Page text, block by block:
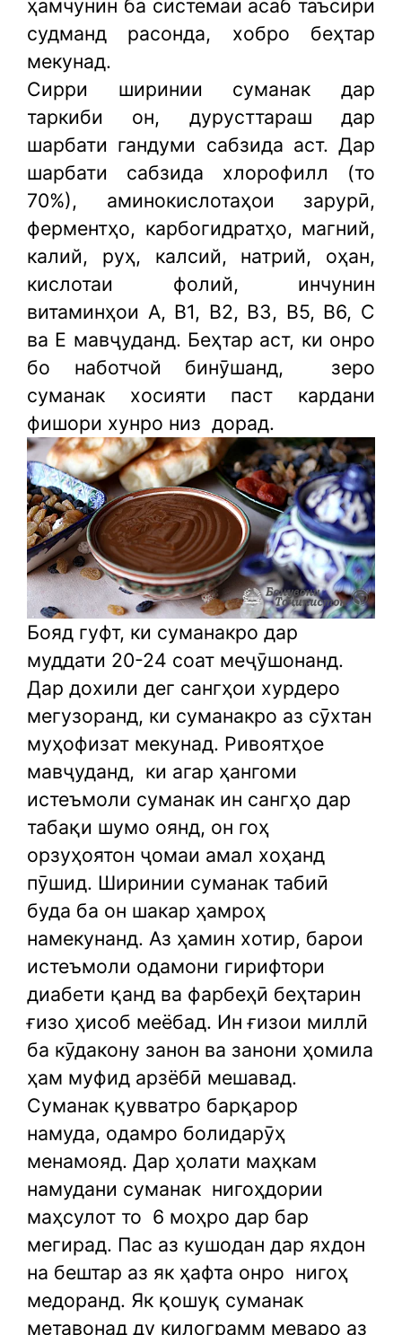
ҳамчунин ба системаи асаб таъсири
судманд расонда, хобро беҳтар
мекунад.
Сирри ширинии суманак дар
таркиби он, дурусттараш дар
шарбати гандуми сабзида аст. Дар
шарбати сабзида хлорофилл (то
70%), аминокислотаҳои зарурӣ,
ферментҳо, карбогидратҳо, магний,
калий, руҳ, калсий, натрий, оҳан,
кислотаи фолий, инчунин
витаминҳои A, B1, B2, B3, B5, B6, C
ва E мавҷуданд. Беҳтар аст, ки онро
бо наботчой бинӯшанд,
зеро
суманак хосияти паст кардани
фишори хунро низ дорад.
Бояд гуфт, ки суманакро дар
муддати 20-24 соат меҷӯшонанд.
Дар дохили дег сангҳои хурдеро
мегузоранд, ки суманакро аз сӯхтан
муҳофизат мекунад. Ривоятҳое
мавҷуданд, ки агар ҳангоми
истеъмоли суманак ин сангҳо дар
табақи шумо оянд, он гоҳ
орзуҳоятон ҷомаи амал хоҳанд
пӯшид. Ширинии суманак табиӣ
буда ба он шакар ҳамроҳ
намекунанд. Аз ҳамин хотир, барои
истеъмоли одамони гирифтори
диабети қанд ва фарбеҳӣ беҳтарин
ғизо ҳисоб меёбад. Ин ғизои миллӣ
ба кӯдакону занон ва занони ҳомила
ҳам муфид арзёбӣ мешавад.
Суманак қувватро барқарор
намуда, одамро болидарӯҳ
менамояд. Дар ҳолати маҳкам
намудани суманак нигоҳдории
маҳсулот то 6 моҳро дар бар
мегирад. Пас аз кушодан дар яхдон
на бештар аз як ҳафта онро нигоҳ
медоранд. Як қошуқ суманак
метавонад ду килограмм меваро аз